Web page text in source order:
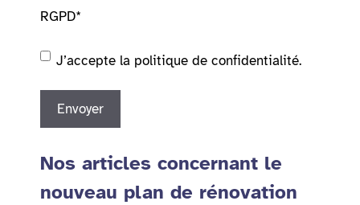
RGPD*
J’accepte la politique de confidentialité.
Nos articles concernant le
nouveau plan de rénovation